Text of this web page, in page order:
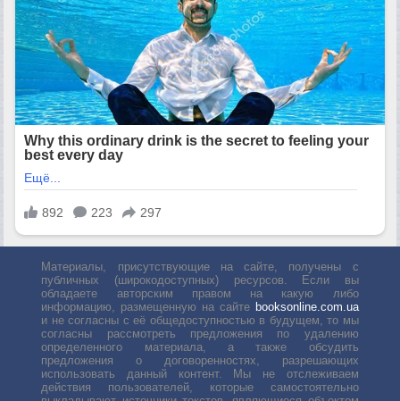
Материалы, присутствующие на сайте, получены с
публичных (широкодоступных) ресурсов. Если вы
обладаете авторским правом на какую либо
информацию, размещенную на сайте booksonline.com.ua
и не согласны с её общедоступностью в будущем, то мы
согласны рассмотреть предложения по удалению
определенного материала, а также обсудить
предложения о договоренностях, разрешающих
использовать данный контент. Мы не отслеживаем
действия пользователей, которые самостоятельно